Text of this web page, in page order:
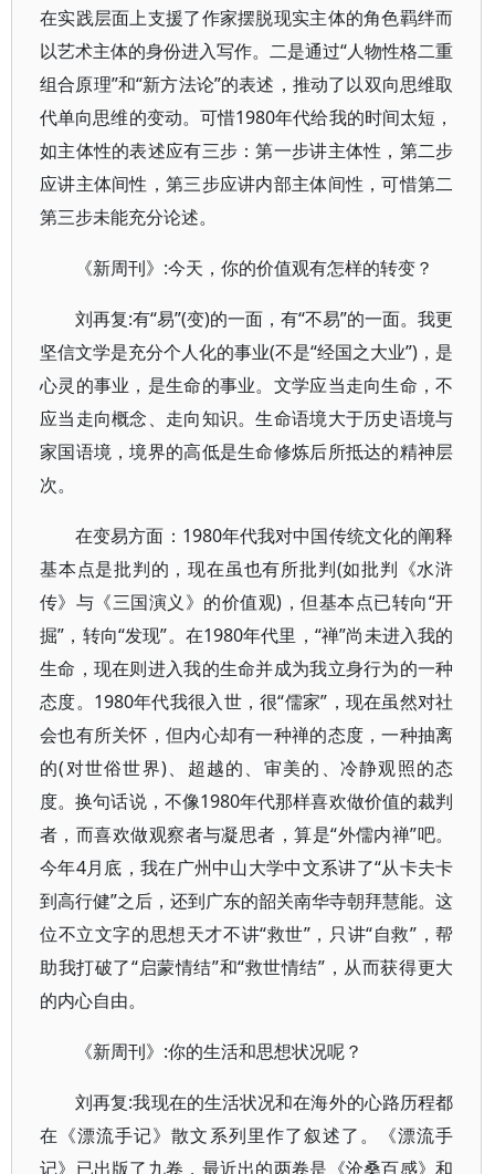
在实践层面上支援了作家摆脱现实主体的角色羁绊而
以艺术主体的身份进入写作。二是通过“人物性格二重
组合原理”和“新方法论”的表述，推动了以双向思维取
代单向思维的变动。可惜1980年代给我的时间太短，
如主体性的表述应有三步：第一步讲主体性，第二步
应讲主体间性，第三步应讲内部主体间性，可惜第二
第三步未能充分论述。
《新周刊》:今天，你的价值观有怎样的转变？
刘再复:有“易”(变)的一面，有“不易”的一面。我更
坚信文学是充分个人化的事业(不是“经国之大业”)，是
心灵的事业，是生命的事业。文学应当走向生命，不
应当走向概念、走向知识。生命语境大于历史语境与
家国语境，境界的高低是生命修炼后所抵达的精神层
次。
在变易方面：1980年代我对中国传统文化的阐释
基本点是批判的，现在虽也有所批判(如批判《水浒
传》与《三国演义》的价值观)，但基本点已转向“开
掘”，转向“发现”。在1980年代里，“禅”尚未进入我的
生命，现在则进入我的生命并成为我立身行为的一种
态度。1980年代我很入世，很“儒家”，现在虽然对社
会也有所关怀，但内心却有一种禅的态度，一种抽离
的(对世俗世界)、超越的、审美的、冷静观照的态
度。换句话说，不像1980年代那样喜欢做价值的裁判
者，而喜欢做观察者与凝思者，算是“外儒内禅”吧。
今年4月底，我在广州中山大学中文系讲了“从卡夫卡
到高行健”之后，还到广东的韶关南华寺朝拜慧能。这
位不立文字的思想天才不讲“救世”，只讲“自救”，帮
助我打破了“启蒙情结”和“救世情结”，从而获得更大
的内心自由。
《新周刊》:你的生活和思想状况呢？
刘再复:我现在的生活状况和在海外的心路历程都
在《漂流手记》散文系列里作了叙述了。《漂流手
记》已出版了九卷，最近出的两卷是《沧桑百感》和